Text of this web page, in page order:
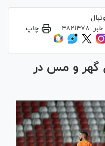
۴۸۲۱۴۷۸ چاپ
گهر و مس در